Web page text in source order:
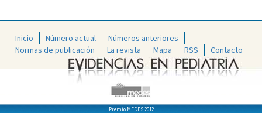
Inicio Número actual
Números anteriores
Normas de publicación
La revista Mapa RSS Contacto
Premio MEDES 2012